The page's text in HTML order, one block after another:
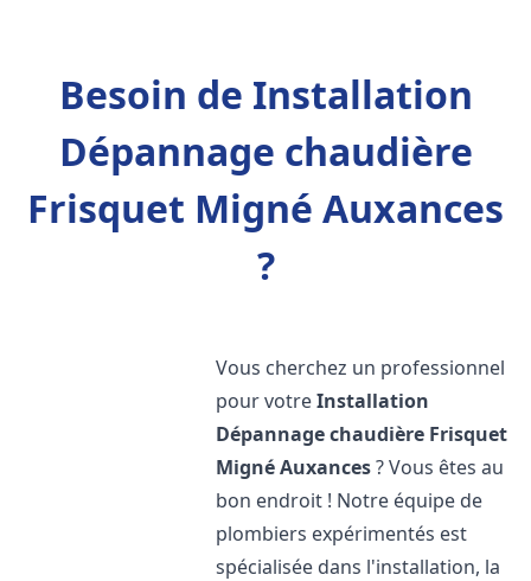
Besoin de Installation
Dépannage chaudière
Frisquet Migné Auxances
?
Vous cherchez un professionnel
pour votreInstallation
Dépannage chaudière Frisquet
Migné Auxances? Vous êtes au
bon endroit ! Notre équipe de
plombiers expérimentés est
spécialisée dans l'installation, la